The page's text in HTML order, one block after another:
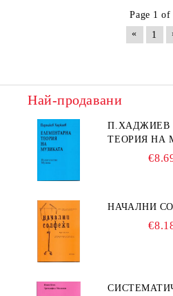
Page 1 of
«
1
Най-продавани
П.ХАДЖИЕВ
ТЕОРИЯ НА
НАЧАЛНИ